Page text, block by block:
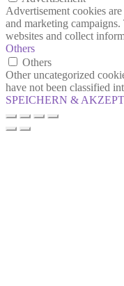
Advertisement cookies
and marketing
websites and collect
Others
Others
Other uncategorized
have not been classified
SPEICHERN &